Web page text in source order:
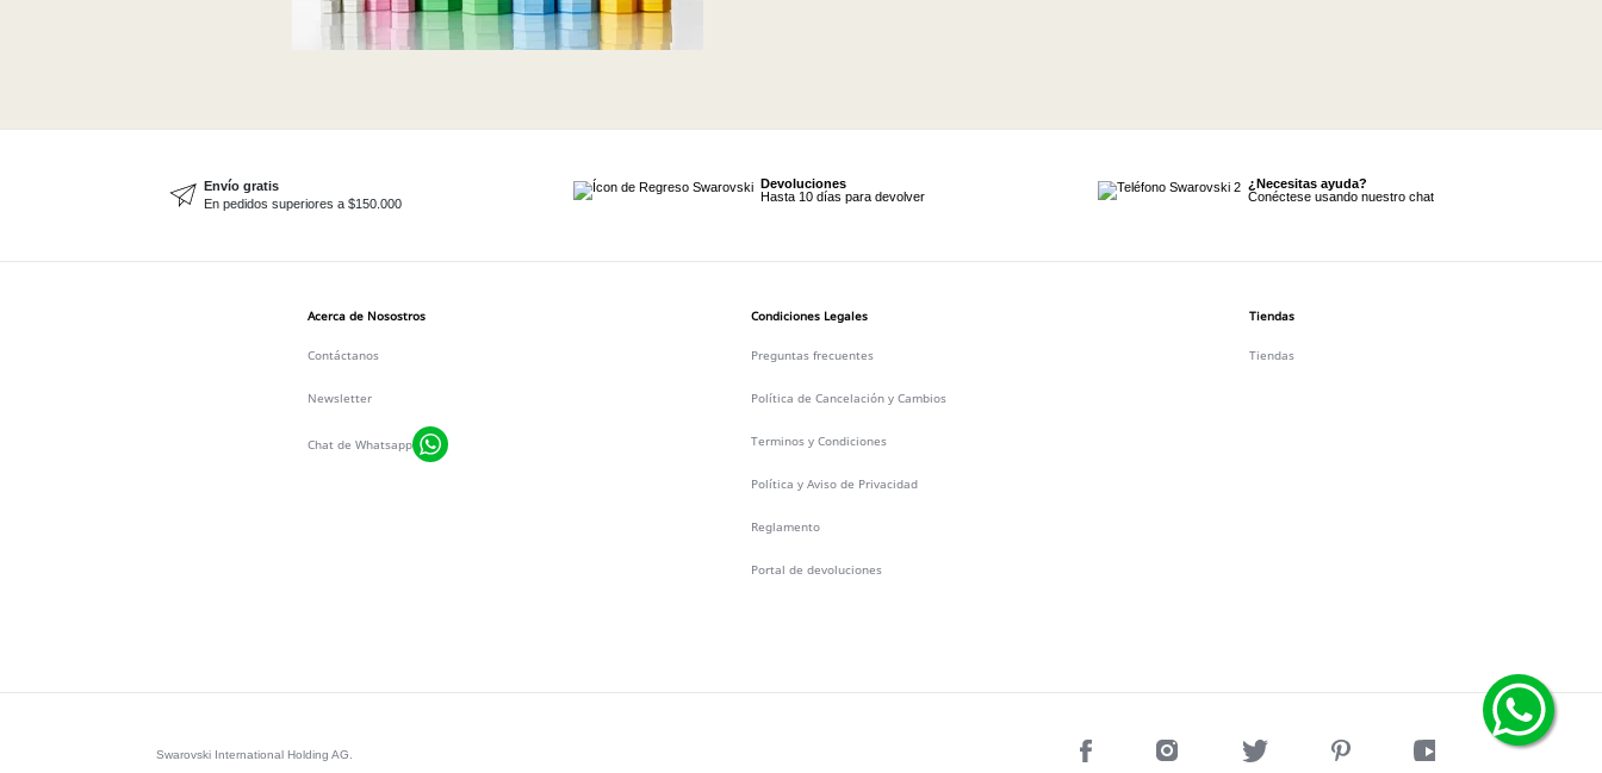
Envío gratis
En pedidos superiores a $150.000
Devoluciones
Hasta 10 días para devolver
¿Necesitas ayuda?
Conéctese usando nuestro chat
Acerca de Nosostros
Contáctanos
Newsletter
Chat de Whatsapp
Condiciones Legales
Preguntas frecuentes
Política de Cancelación y Cambios
Terminos y Condiciones
Política y Aviso de Privacidad
Reglamento
Portal de devoluciones
Tiendas
Tiendas
Swarovski International Holding AG.